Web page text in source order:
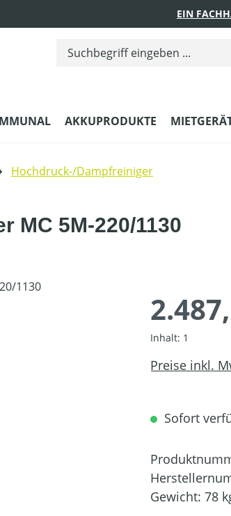
EIN
AKKUPRODUKTE
Hochdruck-/Dampfreiniger
MC 5M-220/1130
Inhalt: 1
Preise inkl.
Sofort
Gewicht: 78